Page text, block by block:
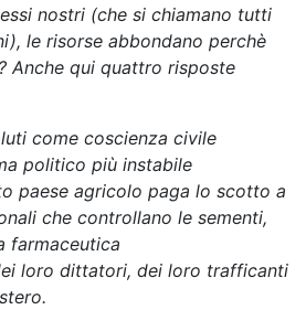
nostri (che si chiamano tutti
le risorse abbondano perchè
Anche qui quattro risposte
come coscienza civile
politico più instabile
paese agricolo paga lo scotto a
che controllano le sementi,
farmaceutica
loro dittatori, dei loro trafficanti